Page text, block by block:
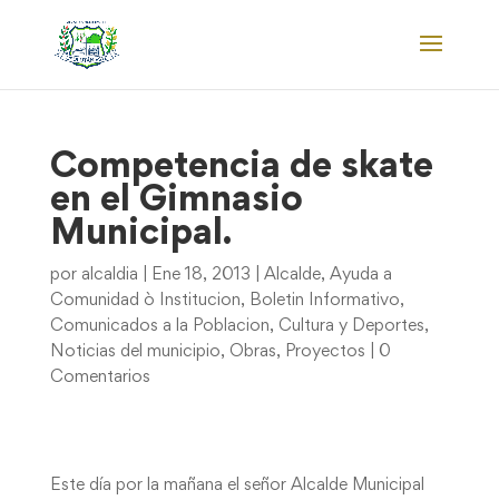
Competencia de skate
en el Gimnasio
Municipal.
por alcaldia Ene 18, 2013 Alcalde, Ayuda a
Comunidad ò Institucion, Boletin Informativo,
Comunicados a la Poblacion, Cultura y Deportes,
Noticias del municipio, Obras, Proyectos
0
Comentarios
Este día por la mañana el señor Alcalde Municipal